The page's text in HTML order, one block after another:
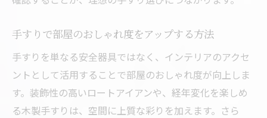
手すりで部屋のおしゃれ度をアップする方法
手すりを単なる安全器具ではなく、インテリアのアクセ
ントとして活用することで部屋のおしゃれ度が向上しま
す。装飾性の高いロートアイアンや、経年変化を楽しめ
る木製手すりは、空間に上質な彩りを加えます。さら